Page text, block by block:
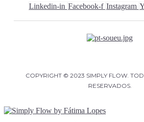
Linkedin-in Facebook-f Instagram
COPYRIGHT © 2023 SIMPLY FLOW.
RESERVADOS.